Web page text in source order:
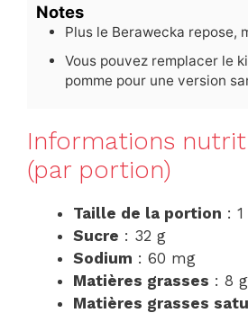
Notes
Plus le Berawecka repose,
Vous pouvez remplacer le
pomme pour une version
Informations
(par portion)
Taille de la portion :
Sucre : 32 g
Sodium : 60 mg
Matières grasses : 8 g
Matières grasses